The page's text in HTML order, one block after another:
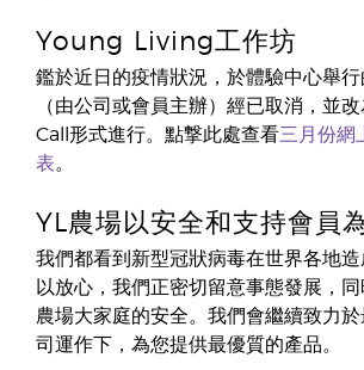
Young Living工作坊
鑑於近日的疫情狀況，於體驗中心舉
（由公司或會員主辦）經已取消，並
Call形式進行。點撃此處查看三月份網
表。
YL農場以安全和支持會員
我們都看到新型冠狀病毒在世界各地造
以放心，我們正密切留意事態發展，
農場大家庭的安全。我們會繼續致力
司運作下，為您提供最優質的產品。